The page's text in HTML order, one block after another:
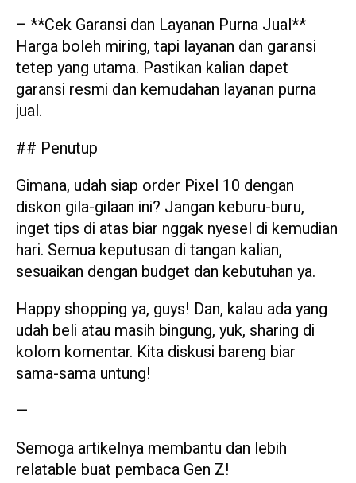
– **Cek Garansi dan Layanan Purna Jual**
Harga boleh miring, tapi layanan dan garansi
tetep yang utama. Pastikan kalian dapet
garansi resmi dan kemudahan layanan purna
jual.
## Penutup
Gimana, udah siap order Pixel 10 dengan
diskon gila-gilaan ini? Jangan keburu-buru,
inget tips di atas biar nggak nyesel di kemudian
hari. Semua keputusan di tangan kalian,
sesuaikan dengan budget dan kebutuhan ya.
Happy shopping ya, guys! Dan, kalau ada yang
udah beli atau masih bingung, yuk, sharing di
kolom komentar. Kita diskusi bareng biar
sama-sama untung!
—
Semoga artikelnya membantu dan lebih
relatable buat pembaca Gen Z!